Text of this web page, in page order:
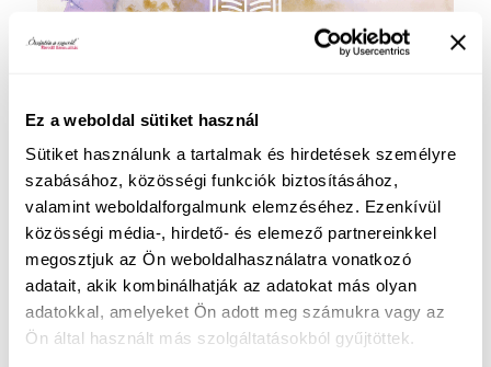
Ez a weboldal sütiket használ
Sütiket használunk a tartalmak és hirdetések személyre
szabásához, közösségi funkciók biztosításához,
valamint weboldalforgalmunk elemzéséhez. Ezenkívül
közösségi média-, hirdető- és elemező partnereinkkel
megosztjuk az Ön weboldalhasználatra vonatkozó
adatait, akik kombinálhatják az adatokat más olyan
adatokkal, amelyeket Ön adott meg számukra vagy az
Ön által használt más szolgáltatásokból gyűjtöttek.
Ingyenes tartalmaim:
Hogyan engedd szabadjára a benned lakozó
gyönyörteli nőt, ha eddig inkább alkalmazkodtál
az ágyban? Ha szeretnéd megtudni, hogyan
teheted örömtelivé a szexuális életed éshogyan
tanulhatod meg élvezni a szexet
, akkor